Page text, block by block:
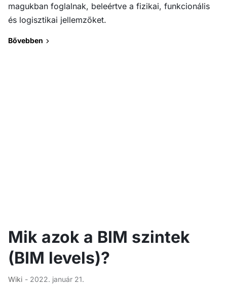
magukban foglalnak, beleértve a fizikai, funkcionális
és logisztikai jellemzőket.
Bővebben
Mik azok a BIM szintek
(BIM levels)?
Wiki - 2022. január 21.